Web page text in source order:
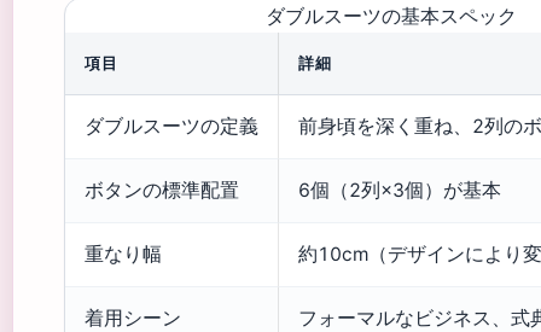
ダブルスーツの基本スペック
項目 詳細
ダブルスーツの定義 前身頃を深く重ね、2列の
ボタンの標準配置 6個（2列×3個）が基本
重なり幅 約10cm（デザインにより
着用シーン フォーマルなビジネス、式